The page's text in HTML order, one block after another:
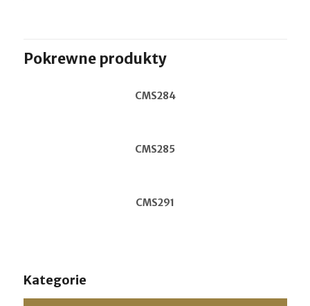
Pokrewne produkty
CMS284
CMS285
CMS291
Kategorie